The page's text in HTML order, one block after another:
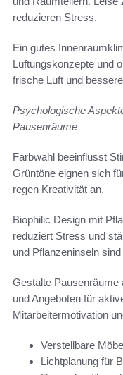
reduzieren Stress.
Ein gutes
Lüftungskonzepte und
frische Luft und
Psychologische
Pausenräume
Farbwahl beeinflusst
Grüntöne eignen sich
regen Kreativität an.
Biophilic Design mit
reduziert Stress und
und Pflanzeninseln
Gestalte
und Angeboten für
Mitarbeitermotivation
Verstellbare
Lichtplanung für